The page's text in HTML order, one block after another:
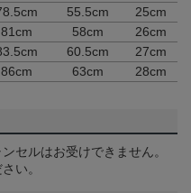
55.5cm
25cm
81cm 58cm
26cm
60.5cm
27cm
86cm 63cm 28cm
セルはお受けできません。
い。